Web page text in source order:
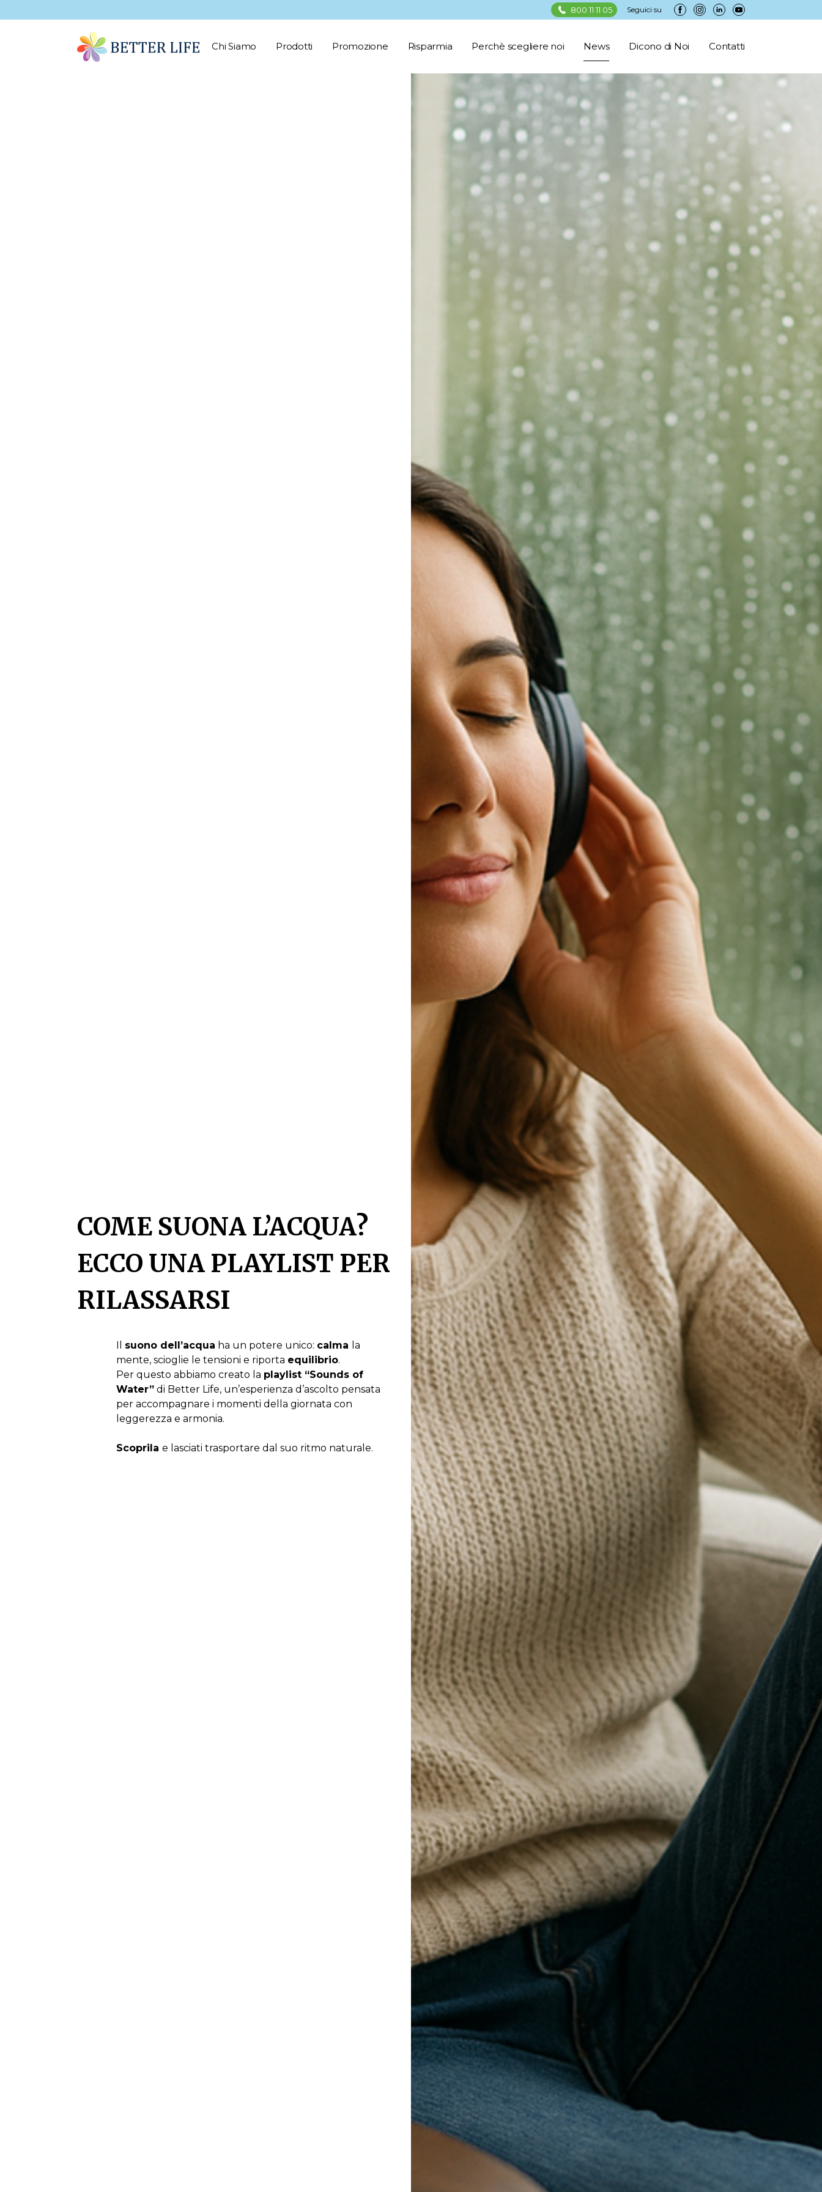
800 11 11 05 Seguici su
Chi Siamo Prodotti Promozione Risparmia Perchè scegliere noi News Dicono di Noi Contatti
COME SUONA L’ACQUA?
ECCO UNA PLAYLIST PER
RILASSARSI
Il suono dell’acqua ha un potere unico: calma la
mente, scioglie le tensioni e riporta equilibrio.
Per questo abbiamo creato la playlist “Sounds of
Water” di Better Life, un’esperienza d’ascolto pensata
per accompagnare i momenti della giornata con
leggerezza e armonia.
Scoprila e lasciati trasportare dal suo ritmo naturale.